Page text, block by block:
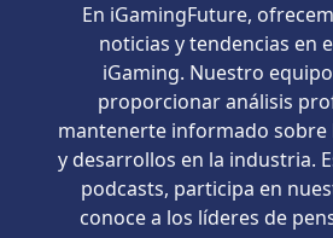
En iGamingFuture,
noticias y tendencias en
iGaming. Nuestro
proporcionar análisis
mantenerte informado sobre
y desarrollos en la industria.
podcasts, participa en
conoce a los líderes de